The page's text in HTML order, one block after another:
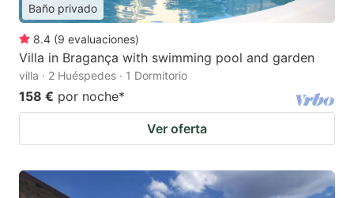
Baño privado
8.4 (9 evaluaciones)
Villa in Bragança with swimming pool and garden
villa · 2 Huéspedes · 1 Dormitorio
158 € por noche*
Ver oferta